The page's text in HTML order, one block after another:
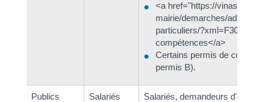
<a href="https://vinassan.fr/
mairie/demarches/
particuliers/
compétences</a>
Certains permis de
permis B).
Publics
Salariés
Salariés, demandeurs